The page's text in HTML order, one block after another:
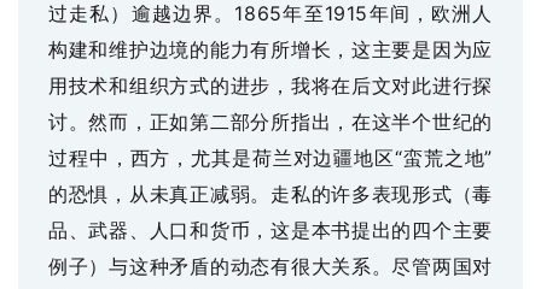
过走私）逾越边界。 1865年至1915年间，欧洲人
构建和维护边境的能力有所增长，这主要是因为应
用技术和组织方式的进步，我将在后文对此进行探
讨。然而，正如第二部分所指出，在这半个世纪的
过程中，西方，尤其是荷兰对边疆地区“蛮荒之地”
的恐惧，从未真正减弱。走私的许多表现形式（毒
品、武器、人口和货币，这是本书提出的四个主要
例子）与这种矛盾的动态有很大关系。尽管两国对